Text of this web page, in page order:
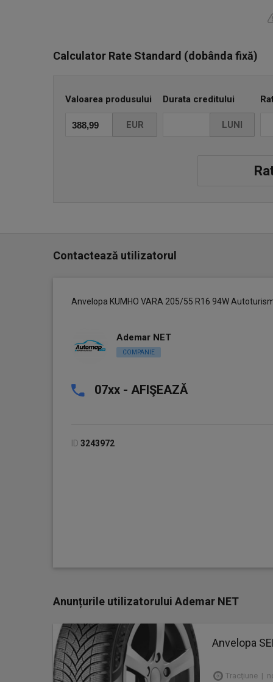
Calculator Rate Standard (dobânda fixă)
Valoarea produsului
EUR
Durata creditului
LUNI
Contactează utilizatorul
Anvelopa KUMHO VARA 205/55 R16 94W
Ademar NET
COMPANIE
07xx - AFIŞEAZĂ
ID 3243972
Anunțurile utilizatorului Ademar NET
Anvelopa
Tracţiune |